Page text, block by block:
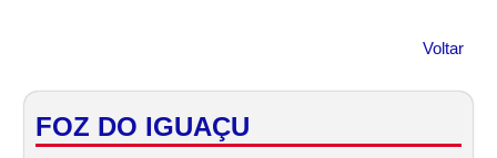
Voltar
FOZ DO IGUAÇU